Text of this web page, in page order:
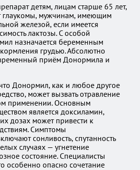
детям, лицам старше 65 лет,
мужчинам, имеющим
железой, если имеется
лактозы. С особой
назначается беременным
грудью. Абсолютно
приём Донормила и
Донормил, как и любое другое
может вызвать отравление
применении. Основным
является доксиламин,
дозах может привести к
Симптомы
сонливость, спутанность
случаях — угнетение
состояние. Специалисты
особенно опасно сочетание